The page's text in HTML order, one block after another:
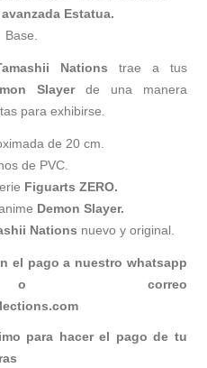
Estatua.
Base.
Nations
trae a tus
Slayerde una manera
para exhibirse.
de 20 cm.
de PVC.
Figuarts ZERO.
Demon Slayer.
Nations nuevo y original.
el pago a nuestro whatsapp
o correo
para hacer el pago de tu